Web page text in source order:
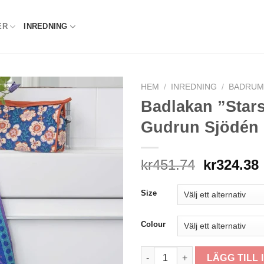
INREDNING
HEM / INREDNING / BADRUM
Badlakan
Gudrun
kr451.74 Det
priset
var:
kr451.74.
kr324.38
Size
Colour
Badlakan "Stars" i ekologisk
LÄGG TILL